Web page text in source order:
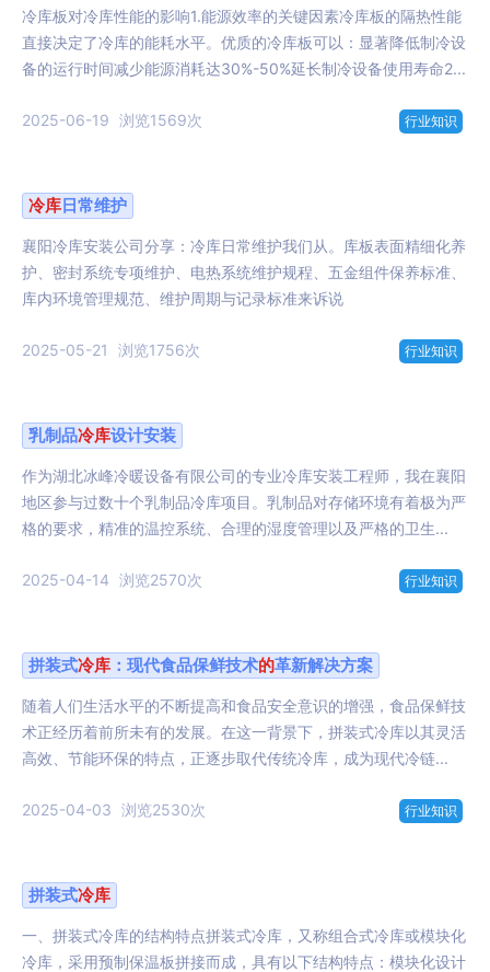
冷库板对冷库性能的影响1.能源效率的关键因素冷库板的隔热性能
直接决定了冷库的能耗水平。优质的冷库板可以：显著降低制冷设
备的运行时间减少能源消耗达30%-50%延长制冷设备使用寿命2...
2025-06-19 浏览1569次 行业知识
冷库日常维护
襄阳冷库安装公司分享：冷库日常维护我们从。库板表面精细化养
护、密封系统专项维护、电热系统维护规程、五金组件保养标准、
库内环境管理规范、维护周期与记录标准来诉说
2025-05-21 浏览1756次 行业知识
乳制品冷库设计安装
作为湖北冰峰冷暖设备有限公司的专业冷库安装工程师，我在襄阳
地区参与过数十个乳制品冷库项目。乳制品对存储环境有着极为严
格的要求，精准的温控系统、合理的湿度管理以及严格的卫生...
2025-04-14 浏览2570次 行业知识
拼装式冷库 ：现代食品保鲜技术的革新解决方案
随着人们生活水平的不断提高和食品安全意识的增强，食品保鲜技
术正经历着前所未有的发展。在这一背景下，拼装式冷库以其灵活
高效、节能环保的特点，正逐步取代传统冷库，成为现代冷链...
2025-04-03 浏览2530次 行业知识
拼装式冷库
一、拼装式冷库的结构特点拼装式冷库，又称组合式冷库或模块化
冷库，采用预制保温板拼接而成，具有以下结构特点：模块化设计